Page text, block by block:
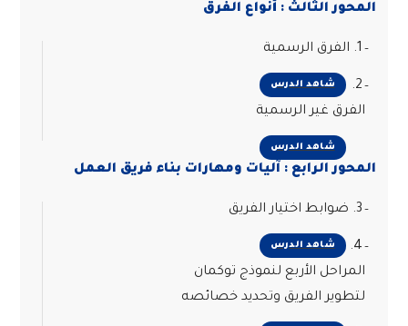
المحور الثالث : أنواع الفرق
شاهد الدرس
2.
الفرق غير الرسمية
شاهد الدرس
المحور الرابع : آليات ومهارات بناء فريق العمل
شاهد الدرس
4.
المراحل الأربع لنموذج توكمان
لتطوير الفريق وتحديد خصائصه